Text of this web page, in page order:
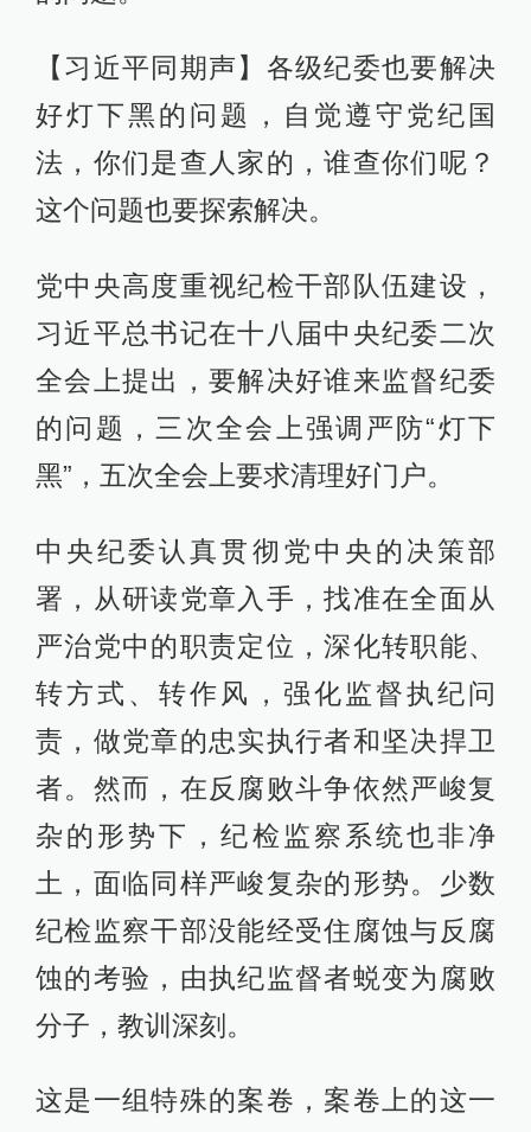
【习近平同期声】各级纪委也要解决
好灯下黑的问题，自觉遵守党纪国
法，你们是查人家的，谁查你们呢？
这个问题也要探索解决。
党中央高度重视纪检干部队伍建设，
习近平总书记在十八届中央纪委二次
全会上提出，要解决好谁来监督纪委
的问题，三次全会上强调严防“灯下
黑”，五次全会上要求清理好门户。
中央纪委认真贯彻党中央的决策部
署，从研读党章入手，找准在全面从
严治党中的职责定位，深化转职能、
转方式、转作风，强化监督执纪问
责，做党章的忠实执行者和坚决捍卫
者。然而，在反腐败斗争依然严峻复
杂的形势下，纪检监察系统也非净
土，面临同样严峻复杂的形势。少数
纪检监察干部没能经受住腐蚀与反腐
蚀的考验，由执纪监督者蜕变为腐败
分子，教训深刻。
这是一组特殊的案卷，案卷上的这一